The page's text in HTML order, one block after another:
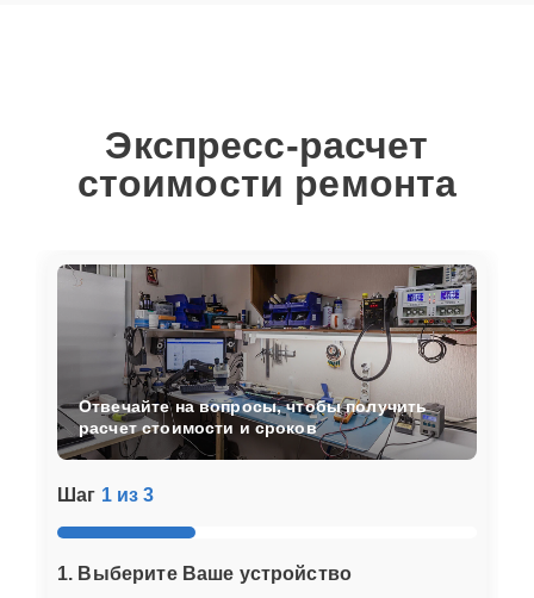
Экспресс-расчет
стоимости ремонта
Шаг 1 из 3
1. Выберите Ваше устройство
Отвечайте на вопросы, чтобы получить
расчет стоимости и сроков